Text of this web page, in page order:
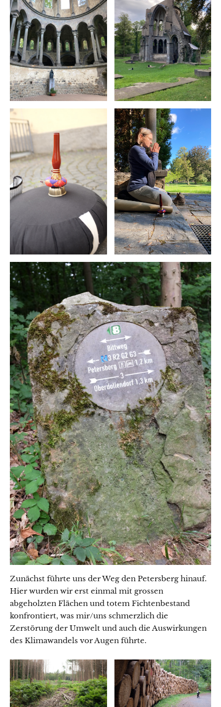
Zunächst führte uns der Weg den Petersberg hinauf.
Hier wurden wir erst einmal mit grossen
abgeholzten Flächen und totem Fichtenbestand
konfrontiert, was mir/uns schmerzlich die
Zerstörung der Umwelt und auch die Auswirkungen
des Klimawandels vor Augen führte.